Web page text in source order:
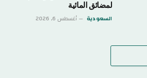
لمضائق المائية
السعودية أغسطس 6, 2026